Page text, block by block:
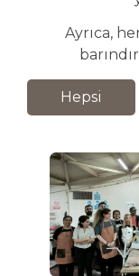
Ayrıca,
Hepsi